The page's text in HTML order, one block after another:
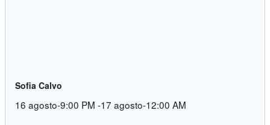
Sofia Calvo
16 agosto-9:00 PM -17 agosto-12:00 AM